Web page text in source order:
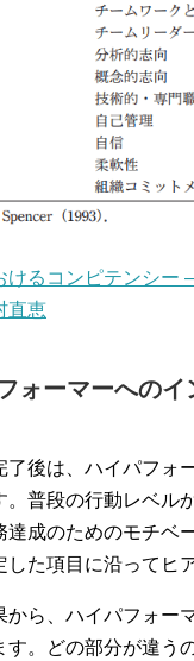
けるコンピテンシ
直恵
ォーマーへのイ
後は、ハイパフォ
。普段の行動レベル
達成のためのモチベ
た項目に沿ってヒ
から、ハイパフォー
す。どの部分が違う